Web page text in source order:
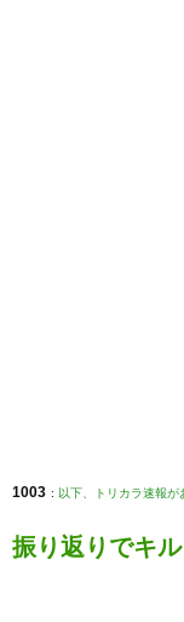
1003 : 以下、トリカラ速報が
振り返りでキ